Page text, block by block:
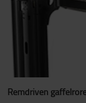
Remdriven